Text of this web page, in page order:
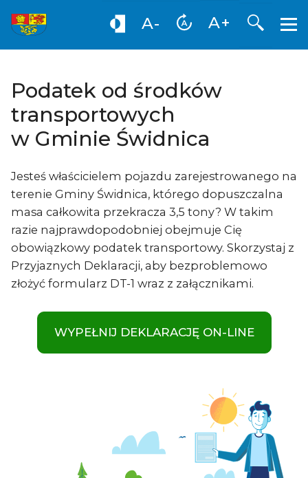
A- A+ Otwórz
Podatek od środków
transportowych
w Gminie Świdnica
Jesteś właścicielem pojazdu zarejestrowanego na
terenie Gminy Świdnica, którego dopuszczalna
masa całkowita przekracza 3,5 tony? W takim
razie najprawdopodobniej obejmuje Cię
obowiązkowy podatek transportowy. Skorzystaj z
Przyjaznych Deklaracji, aby bezproblemowo
złożyć formularz DT-1 wraz z załącznikami.
WYPEŁNIJ DEKLARACJĘ ON-LINE